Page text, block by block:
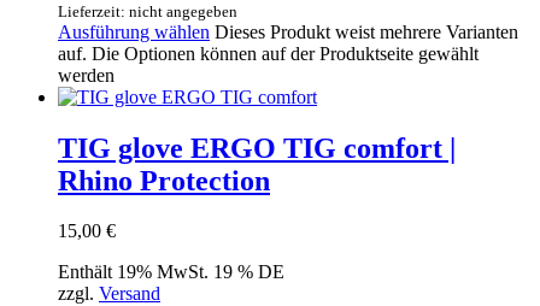
Lieferzeit: nicht angegeben
Ausführung wählen Dieses Produkt weist mehrere Varianten
auf. Die Optionen können auf der Produktseite gewählt
werden
TIG glove ERGO TIG comfort |
Rhino Protection
15,00 €
Enthält 19% MwSt. 19 % DE
zzgl. Versand